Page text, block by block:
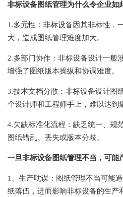
非标设备图纸管理为什么令企业如
1.多元性：非标设备因其非标性，
大，造成图纸管理难度加大。
2.多部门协作：非标设备设计一般
增强了图纸版本操纵和协调难度。
3.技术文档分散：非标设备设计图
个设计师和工程师手上，难以达到
4.欠缺标准化流程：缺乏统一、规
图纸错乱、丢失或版本分歧。
一旦非标设备图纸管理不当，可能
1、生产耽误：图纸管理不当可能
纸落伍，进而影响非标设备的生产